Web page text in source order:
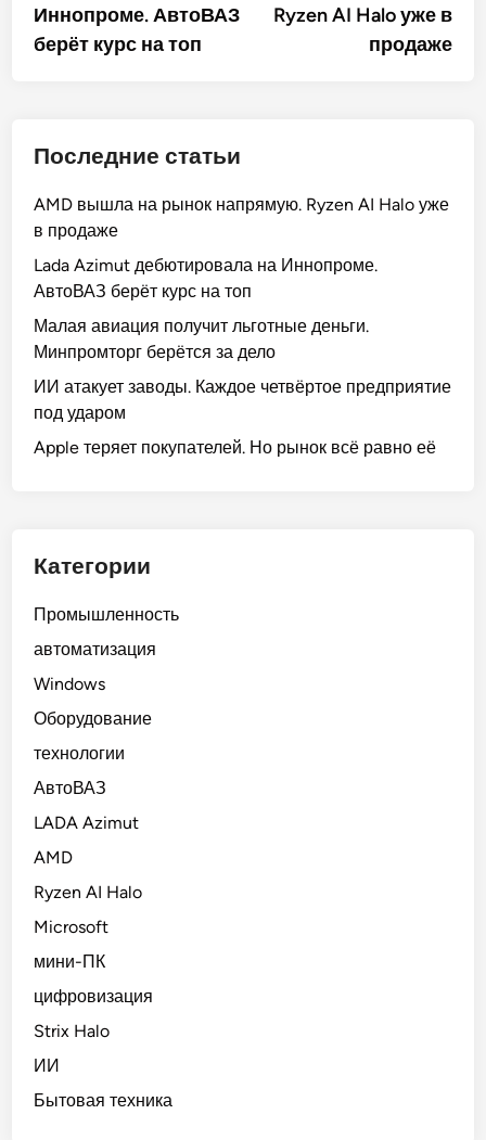
Иннопроме. АвтоВАЗ
берёт курс на топ
Ryzen AI Halo уже в
продаже
Последние статьи
AMD вышла на рынок напрямую. Ryzen AI Halo уже
в продаже
Lada Azimut дебютировала на Иннопроме.
АвтоВАЗ берёт курс на топ
Малая авиация получит льготные деньги.
Минпромторг берётся за дело
ИИ атакует заводы. Каждое четвёртое предприятие
под ударом
Apple теряет покупателей. Но рынок всё равно её
Категории
Промышленность
автоматизация
Windows
Оборудование
технологии
АвтоВАЗ
LADA Azimut
AMD
Ryzen AI Halo
Microsoft
мини-ПК
цифровизация
Strix Halo
ИИ
Бытовая техника